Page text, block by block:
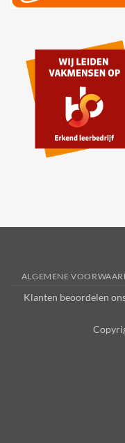
ALGEMENE
Klanten beoordelen